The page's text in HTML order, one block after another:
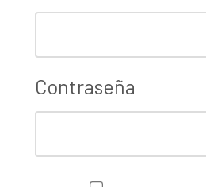
Contraseña